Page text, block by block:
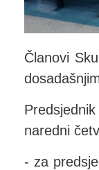
Članovi
naredni
- za